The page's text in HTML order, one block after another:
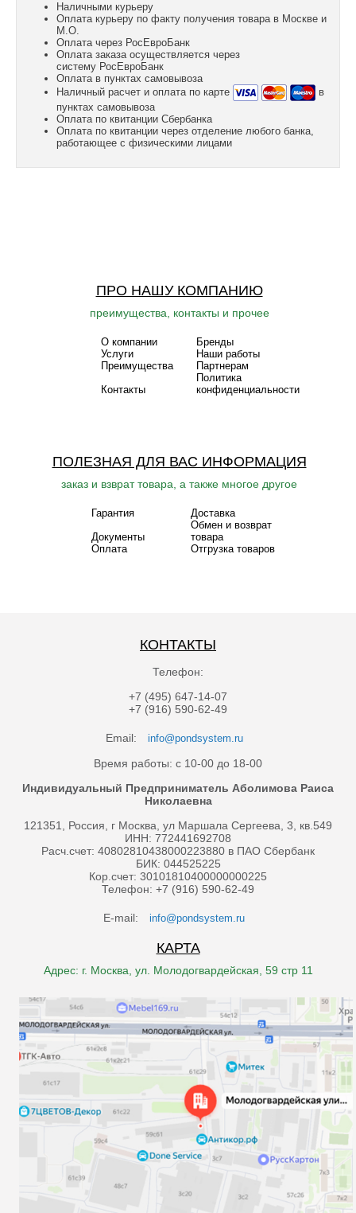
Наличными курьеру
Оплата курьеру по факту получения товара в Москве и
М.О.
Оплата через РосЕвроБанк
Оплата заказа осуществляется через
систему РосЕвроБанк
Оплата в пунктах самовывоза
Наличный расчет и оплата по карте
в
пунктах самовывоза
Оплата по квитанции Сбербанка
Оплата по квитанции через отделение любого банка,
работающее с физическими лицами
ПРО НАШУ КОМПАНИЮ
преимущества, контакты и прочее
О компании
Бренды
Услуги
Наши работы
Преимущества
Партнерам
Контакты
Политика
конфиденциальности
ПОЛЕЗНАЯ ДЛЯ ВАС ИНФОРМАЦИЯ
заказ и взврат товара, а также многое другое
Гарантия
Доставка
Документы
Обмен и возврат
товара
Оплата
Отгрузка товаров
КОНТАКТЫ
Телефон:
+7 (495) 647-14-07
+7 (916) 590-62-49
Email: info@pondsystem.ru
Время работы: с 10-00 до 18-00
Индивидуальный Предприниматель Аболимова Раиса
Николаевна
121351, Россия, г Москва, ул Маршала Сергеева, 3, кв.549
ИНН: 772441692708
Расч.счет: 40802810438000223880 в ПАО Сбербанк
БИК: 044525225
Кор.счет: 30101810400000000225
Телефон: +7 (916) 590-62-49
E-mail: info@pondsystem.ru
КАРТА
Адрес: г. Москва, ул. Молодогвардейская, 59 стр 11